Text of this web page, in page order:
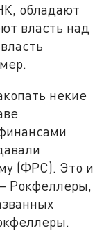
обладают
власть над
некие
(ФРС). Это и
Рокфеллеры,